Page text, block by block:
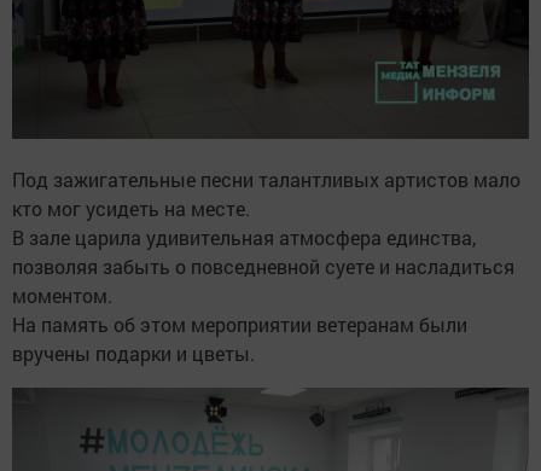
Под зажигательные песни талантливых артистов мало
кто мог усидеть на месте.
В зале царила удивительная атмосфера единства,
позволяя забыть о повседневной суете и насладиться
моментом.
На память об этом мероприятии ветеранам были
вручены подарки и цветы.